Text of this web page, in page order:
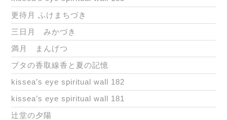
更待月 ふけまちづき
三日月 みかづき
満月 まんげつ
ブタの香取線香と夏の記憶
kissea’s eye spiritual wall 182
kissea’s eye spiritual wall 181
辻堂の夕陽